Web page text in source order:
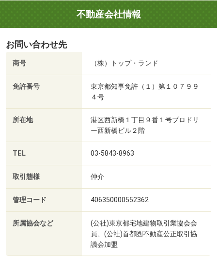
不動産会社情報
お問い合わせ先
商号 （株）トップ・ランド
免許番号
東京都知事免許（１）第１０７９９
４号
所在地
港区西新橋１丁目９番１号ブロドリ
ー西新橋ビル２階
TEL 03-5843-8963
取引態様 仲介
管理コード 406350000552362
所属協会など
(公社)東京都宅地建物取引業協会会
員、(公社)首都圏不動産公正取引協
議会加盟